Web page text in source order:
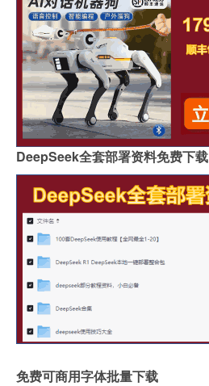
DeepSeek全套部署资料免费下载
免费可商用字体批量下载